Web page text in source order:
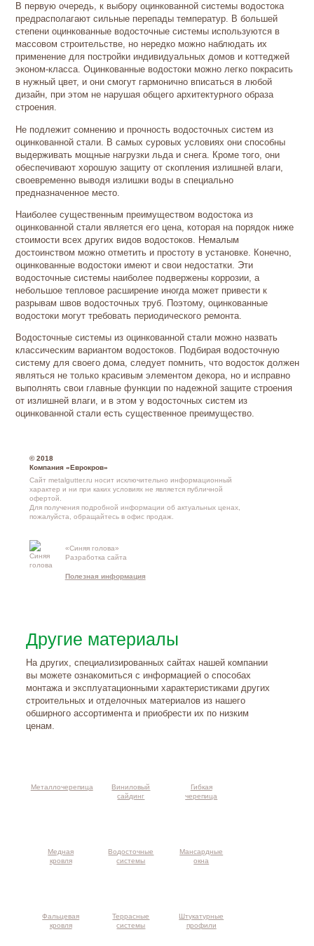
В первую очередь, к выбору оцинкованной системы водостока
предрасполагают сильные перепады температур. В большей
степени оцинкованные водосточные системы используются в
массовом строительстве, но нередко можно наблюдать их
применение для постройки индивидуальных домов и коттеджей
эконом-класса. Оцинкованные водостоки можно легко покрасить
в нужный цвет, и они смогут гармонично вписаться в любой
дизайн, при этом не нарушая общего архитектурного образа
строения.
Не подлежит сомнению и прочность водосточных систем из
оцинкованной стали. В самых суровых условиях они способны
выдерживать мощные нагрузки льда и снега. Кроме того, они
обеспечивают хорошую защиту от скопления излишней влаги,
своевременно выводя излишки воды в специально
предназначенное место.
Наиболее существенным преимуществом водостока из
оцинкованной стали является его цена, которая на порядок ниже
стоимости всех других видов водостоков. Немалым
достоинством можно отметить и простоту в установке. Конечно,
оцинкованные водостоки имеют и свои недостатки. Эти
водосточные системы наиболее подвержены коррозии, а
небольшое тепловое расширение иногда может привести к
разрывам швов водосточных труб. Поэтому, оцинкованные
водостоки могут требовать периодического ремонта.
Водосточные системы из оцинкованной стали можно назвать
классическим вариантом водостоков. Подбирая водосточную
систему для своего дома, следует помнить, что водосток должен
являться не только красивым элементом декора, но и исправно
выполнять свои главные функции по надежной защите строения
от излишней влаги, и в этом у водосточных систем из
оцинкованной стали есть существенное преимущество.
© 2018
Компания «Еврокров»
Сайт metalgutter.ru носит исключительно информационный
характер и ни при каких условиях не является публичной
офертой.
Для получения подробной информации об актуальных ценах,
пожалуйста, обращайтесь в офис продаж.
«Синяя голова»
Разработка сайта
Полезная информация
Другие материалы
На других, специализированных сайтах нашей компании
вы можете ознакомиться с информацией о способах
монтажа и эксплуатационными характеристиками других
строительных и отделочных материалов из нашего
обширного ассортимента и приобрести их по низким
ценам.
Металлочерепица
Виниловый
сайдинг
Гибкая
черепица
Медная
кровля
Водосточные
системы
Мансардные
окна
Фальцевая
кровля
Террасные
системы
Штукатурные
профили